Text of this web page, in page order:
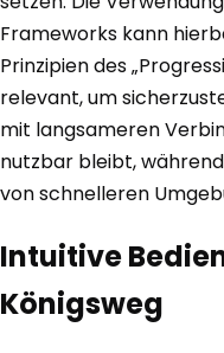
Frameworks kann
Prinzipien des
relevant, um
mit langsameren
nutzbar bleibt,
von schnelleren
Intuitive
Königsweg